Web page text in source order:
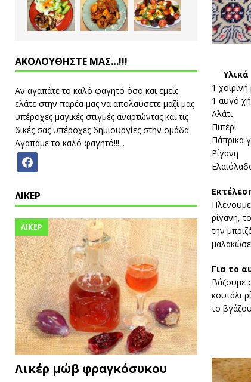
Υλικά
1
1 αυγό
Αλάτι
Πιπέρι
Πάπρικα
Ρίγανη
Πλένουμε
ρίγανη,
την
Για το
Βάζουμε
κουτάλι
το
ΑΚΟΛΟΥΘΗΣΤΕ ΜΑΣ…!!!
Αν αγαπάτε το καλό φαγητό όσο και εμείς
ελάτε στην παρέα μας να απολαύσετε μαζί μας
υπέροχες μαγικές στιγμές αναρτώντας και τις
δικές σας υπέροχες δημιουργίες στην ομάδα
Αγαπάμε το καλό φαγητό!!!...
ΛΙΚΕΡ
ΛΙΚΈΡ
Λικέρ μώβ φραγκόσυκου